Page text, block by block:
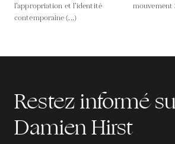
l’appropriation et l’identité
contemporaine (...)
mouvement
Restez informé
Damien Hirst